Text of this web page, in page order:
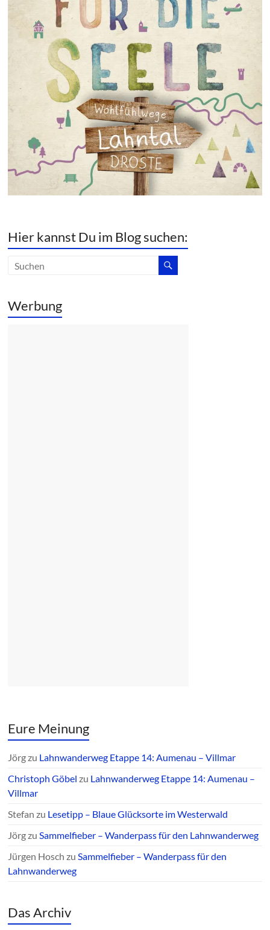
Hier kannst Du im Blog suchen:
Werbung
Eure Meinung
Jörgzu Lahnwanderweg Etappe 14: Aumenau – Villmar
Christoph Göbel zu Lahnwanderweg Etappe 14: Aumenau –
Villmar
Stefan zu Lesetipp – Blaue Glücksorte im Westerwald
JörgzuSammelfieber – Wanderpass für den Lahnwanderweg
Jürgen Hosch zuSammelfieber – Wanderpass für den
Lahnwanderweg
Das Archiv